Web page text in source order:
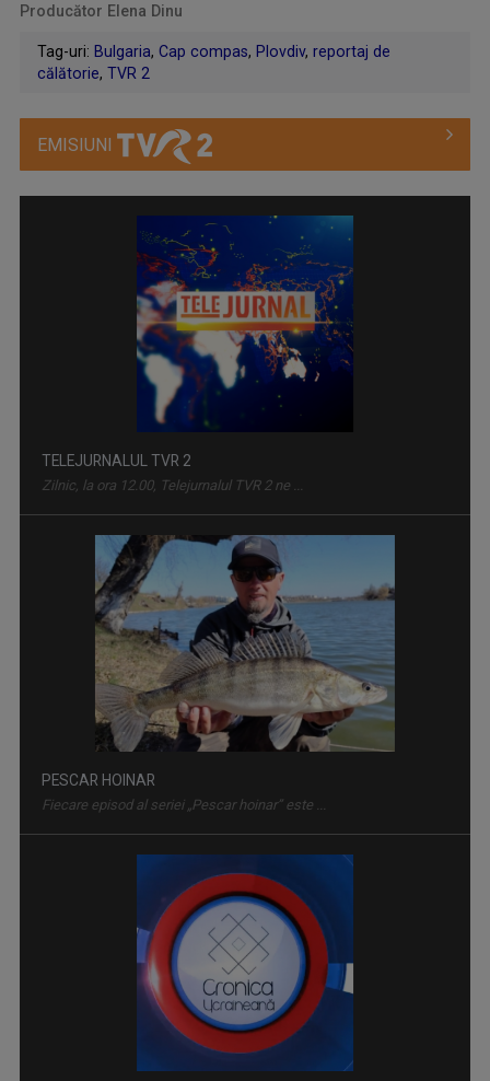
Producător Elena Dinu
Tag-uri: Bulgaria, Cap compas, Plovdiv, reportaj de
călătorie, TVR 2
EMISIUNI
TELEJURNALUL TVR 2
Zilnic, la ora 12.00, Telejurnalul TVR 2 ne ...
PESCAR HOINAR
Fiecare episod al seriei „Pescar hoinar” este ...
CRONICA UCRAINEANĂ
"Cronica Ucraineană" este o producție a ...